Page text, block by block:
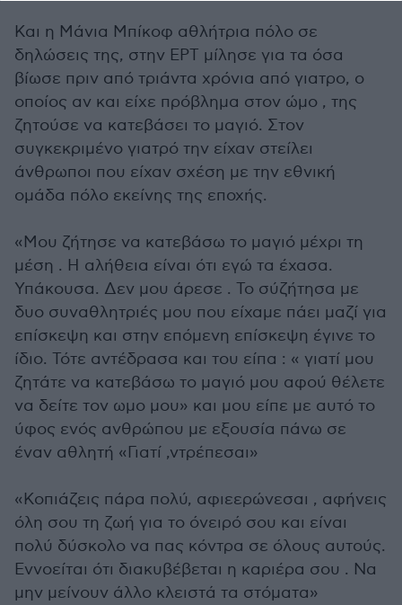
Και η Μάνια Μπίκοφ αθλήτρια πόλο σε
δηλώσεις της, στην ΕΡΤ μίλησε για τα όσα
βίωσε πριν από τριάντα χρόνια από γιατρο, ο
οποίος αν και είχε πρόβλημα στον ώμο , της
ζητούσε να κατεβάσει το μαγιό. Στον
συγκεκριμένο γιατρό την είχαν στείλει
άνθρωποι που είχαν σχέση με την εθνική
ομάδα πόλο εκείνης της εποχής.
«Μου ζήτησε να κατεβάσω το μαγιό μέχρι τη
μέση . Η αλήθεια είναι ότι εγώ τα έχασα.
Υπάκουσα. Δεν μου άρεσε . Το σύζήτησα με
δυο συναθλητριές μου που είχαμε πάει μαζί για
επίσκεψη και στην επόμενη επίσκεψη έγινε το
ίδιο. Τότε αντέδρασα και του είπα : « γιατί μου
ζητάτε να κατεβάσω το μαγιό μου αφού θέλετε
να δείτε τον ωμο μου» και μου είπε με αυτό το
ύφος ενός ανθρώπου με εξουσία πάνω σε
έναν αθλητή «Γιατί ,ντρέπεσαι»
«Κοπιάζεις πάρα πολύ, αφιεερώνεσαι , αφήνεις
όλη σου τη ζωή για το όνειρό σου και είναι
πολύ δύσκολο να πας κόντρα σε όλους αυτούς.
Εννοείται ότι διακυβέβεται η καριέρα σου . Να
μην μείνουν άλλο κλειστά τα στόματα»